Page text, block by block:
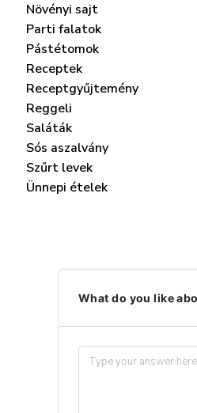
Növényi sajt
Parti falatok
Pástétomok
Receptek
Receptgyűjtemény
Reggeli
Saláták
Sós aszalvány
Szűrt levek
Ünnepi ételek
What do you like